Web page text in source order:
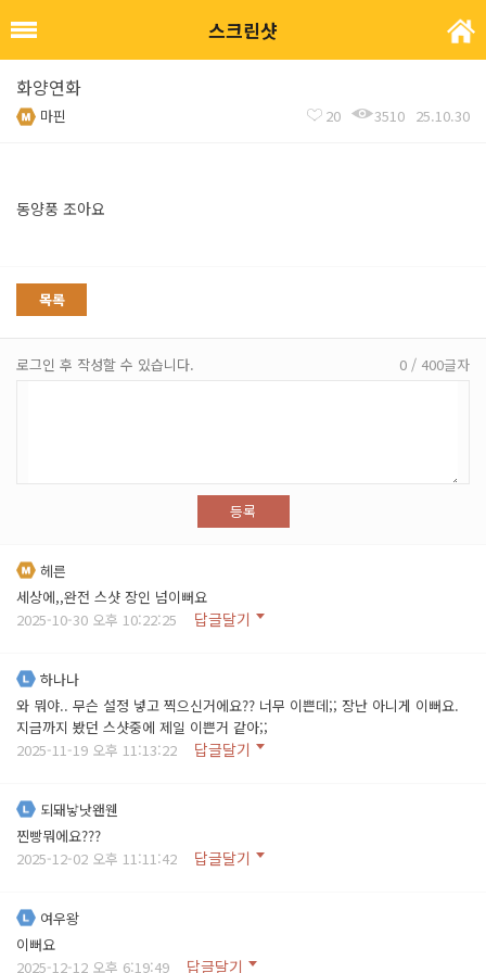
스크린샷
화양연화
마핀 20 3510 25.10.30
동양풍 조아요
목록
로그인 후 작성할 수 있습니다. 0 / 400글자
등록
헤른
세상에,,완전 스샷 장인 넘이뻐요
2025-10-30 오후 10:22:25
답글달기
하나나
와 뭐야.. 무슨 설정 넣고 찍으신거에요?? 너무 이쁜데;; 장난 아니게 이뻐요.
지금까지 봤던 스샷중에 제일 이쁜거 같아;;
2025-11-19 오후 11:13:22
답글달기
되돼낳낫왠웬
찐빵뭐에요???
2025-12-02 오후 11:11:42
답글달기
여우왕
이뻐요
2025-12-12 오후 6:19:49
답글달기